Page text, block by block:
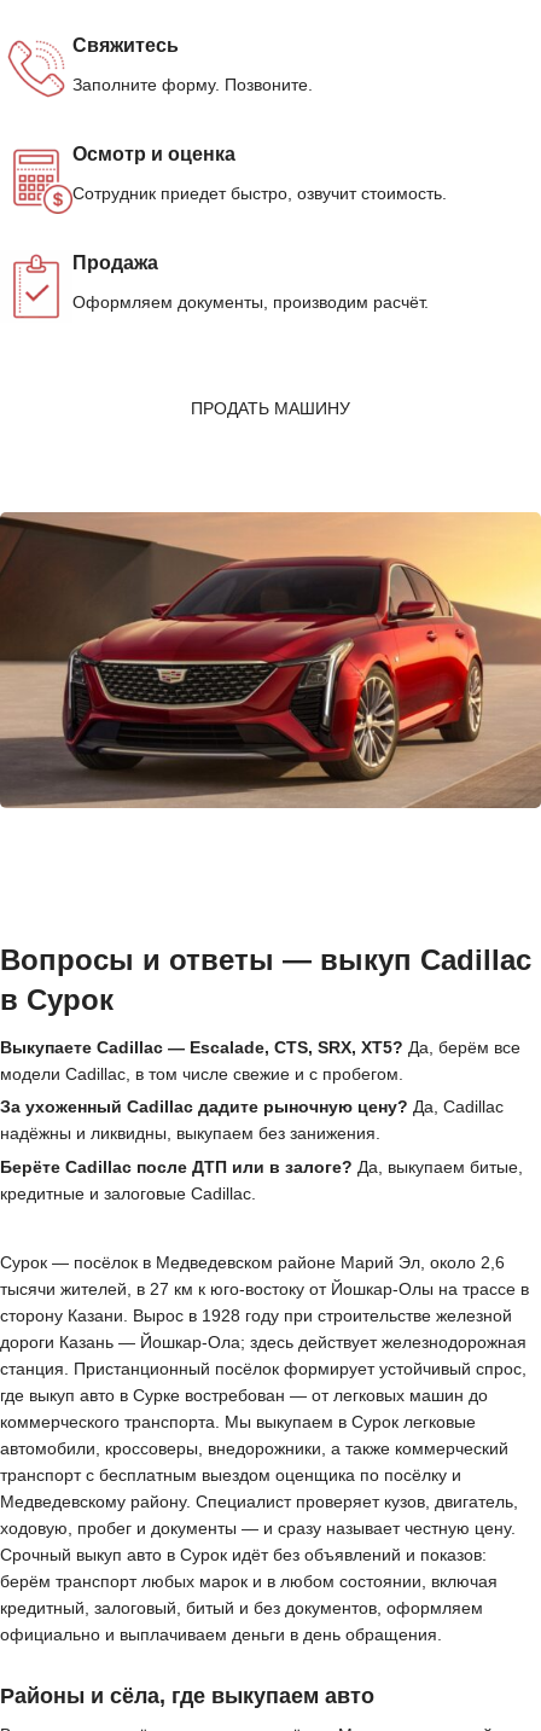
Свяжитесь
Заполните форму. Позвоните.
Осмотр и оценка
Сотрудник приедет быстро, озвучит стоимость.
Продажа
Оформляем документы, производим расчёт.
ПРОДАТЬ МАШИНУ
Вопросы и ответы — выкуп Cadillac
в Сурок
Выкупаете Cadillac — Escalade, CTS, SRX, XT5? Да, берём все
модели Cadillac, в том числе свежие и с пробегом.
За ухоженный Cadillac дадите рыночную цену? Да, Cadillac
надёжны и ликвидны, выкупаем без занижения.
Берёте Cadillac после ДТП или в залоге? Да, выкупаем битые,
кредитные и залоговые Cadillac.
Сурок — посёлок в Медведевском районе Марий Эл, около 2,6
тысячи жителей, в 27 км к юго-востоку от Йошкар-Олы на трассе в
сторону Казани. Вырос в 1928 году при строительстве железной
дороги Казань — Йошкар-Ола; здесь действует железнодорожная
станция. Пристанционный посёлок формирует устойчивый спрос,
где выкуп авто в Сурке востребован — от легковых машин до
коммерческого транспорта. Мы выкупаем в Сурок легковые
автомобили, кроссоверы, внедорожники, а также коммерческий
транспорт с бесплатным выездом оценщика по посёлку и
Медведевскому району. Специалист проверяет кузов, двигатель,
ходовую, пробег и документы — и сразу называет честную цену.
Срочный выкуп авто в Сурок идёт без объявлений и показов:
берём транспорт любых марок и в любом состоянии, включая
кредитный, залоговый, битый и без документов, оформляем
официально и выплачиваем деньги в день обращения.
Районы и сёла, где выкупаем авто